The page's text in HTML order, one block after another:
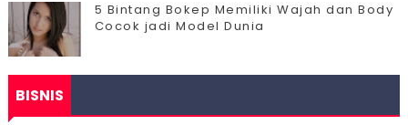
5 Bintang Bokep Memiliki Wajah dan Body
Cocok jadi Model Dunia
BISNIS